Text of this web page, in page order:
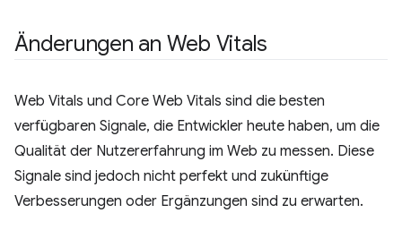
Änderungen an Web Vitals
Web Vitals und Core Web Vitals sind die besten
verfügbaren Signale, die Entwickler heute haben, um die
Qualität der Nutzererfahrung im Web zu messen. Diese
Signale sind jedoch nicht perfekt und zukünftige
Verbesserungen oder Ergänzungen sind zu erwarten.